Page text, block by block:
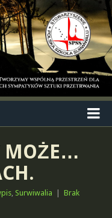
MOŻE…
, Surwiwalia
Brak